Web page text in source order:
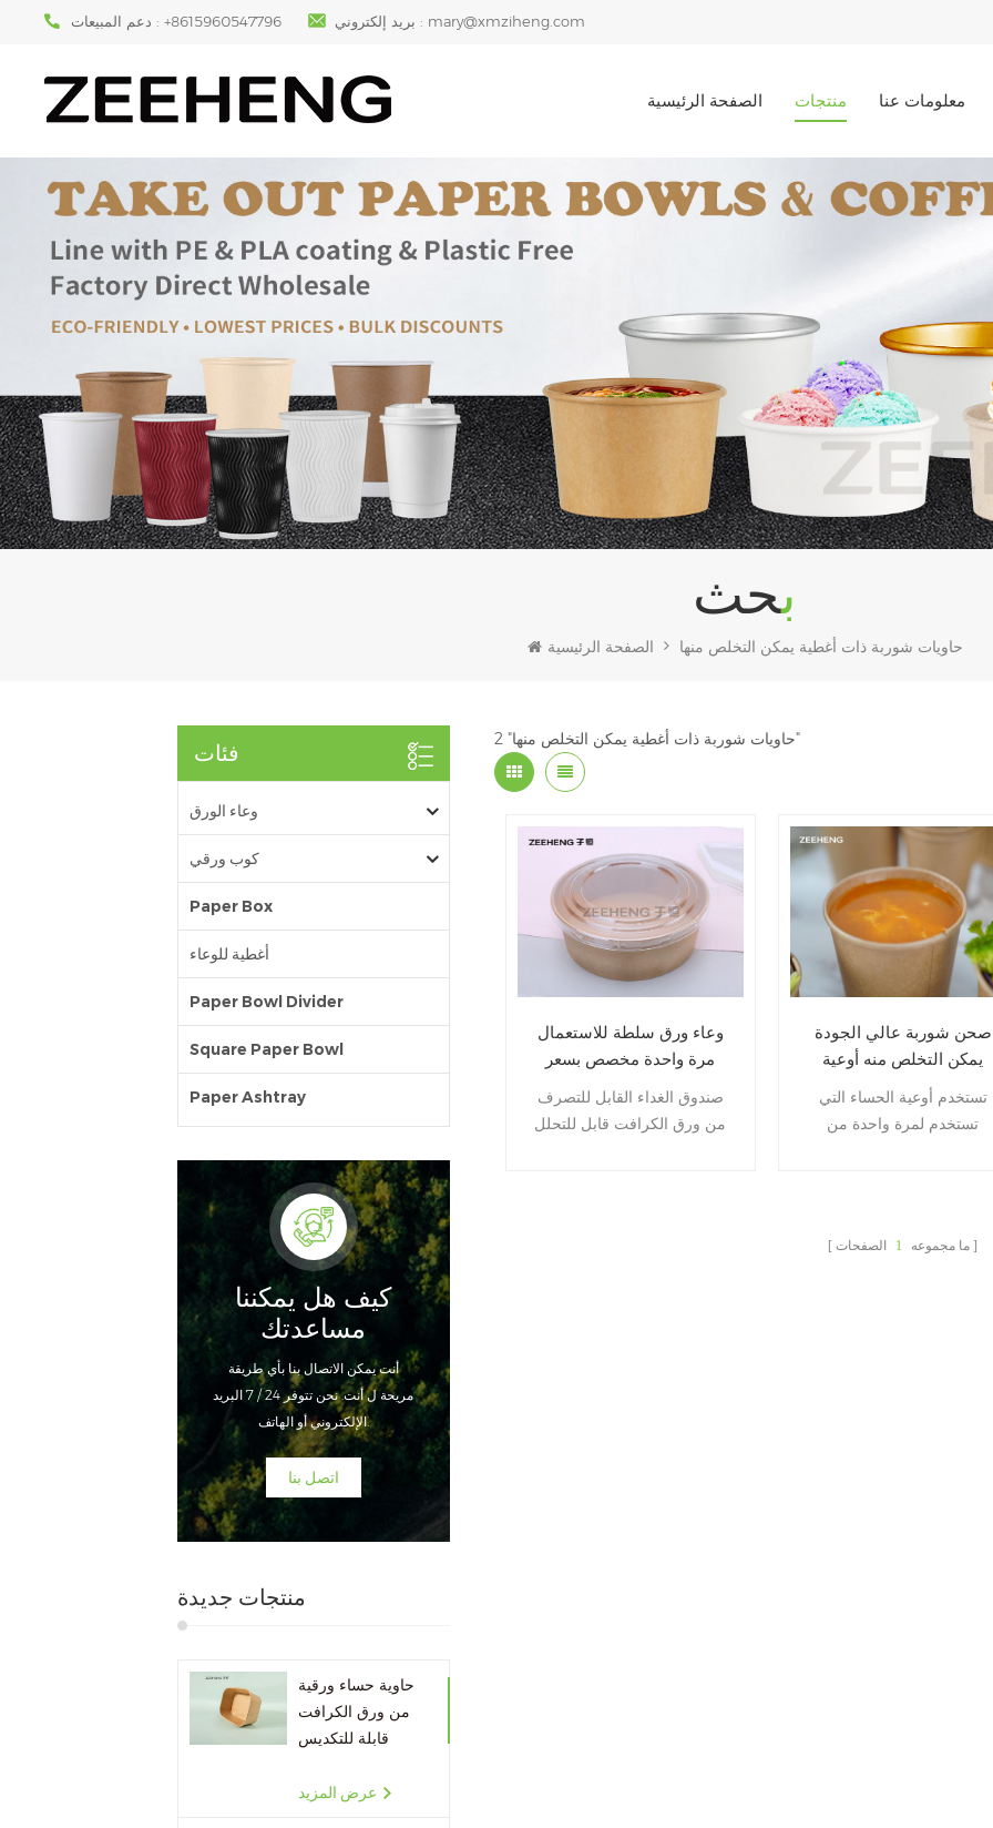
دعم المبيعات : +8615960547796 بريد إلكتروني : mary@xmziheng.com
الصفحة الرئيسية منتجات معلومات عنا
بحث
الصفحة الرئيسية حاويات شوربة ذات أغطية يمكن التخلص منها
فئات
وعاء الورق
كوب ورقي
Paper Box
أغطية للوعاء
Paper Bowl Divider
Square Paper Bowl
Paper Ashtray
كيف هل يمكننا
مساعدتك
أنت يمكن الاتصال بنا بأي طريقة
مريحة ل أنت. نحن تتوفر 24 / 7 البريد
الإلكتروني أو الهاتف.
اتصل بنا
منتجات جديدة
حاوية حساء ورقية
من ورق الكرافت
قابلة للتكديس
عرض المزيد
2 "حاويات شوربة ذات أغطية يمكن التخلص منها"
وعاء ورق سلطة للاستعمال
مرة واحدة مخصص بسعر
من ورق الكرافت صندوق
تغليف الأطعمة الجاهزة
صندوق الغداء القابل للتصرف
من ورق الكرافت قابل للتحلل
صحن شوربة عالي الجودة
يمكن التخلص منه أوعية
سلطة مع أغطية
تستخدم أوعية الحساء التي
تستخدم لمرة واحدة من
من لب الخشب. مناسب لجميع
ما مجموعه 1 الصفحات